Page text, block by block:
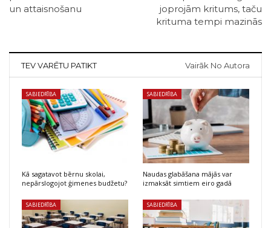
un attaisnošanu
joprojām kritums, taču
krituma tempi mazinās
TEV VARĒTU PATIKT Vairāk No Autora
SABIEDRĪBA
Kā sagatavot bērnu skolai,
nepārslogojot ģimenes budžetu?
SABIEDRĪBA
Naudas glabāšana mājās var
izmaksāt simtiem eiro gadā
SABIEDRĪBA SABIEDRĪBA